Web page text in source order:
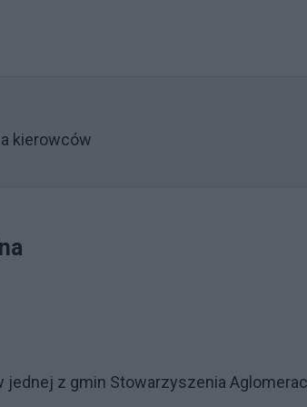
kierowców
jednej z gmin Stowarzyszenia